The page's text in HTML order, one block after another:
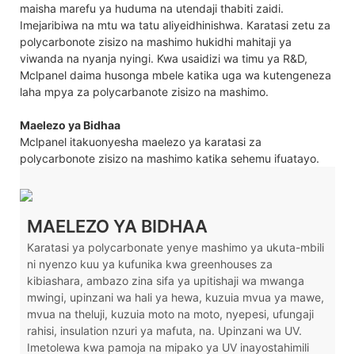
maisha marefu ya huduma na utendaji thabiti zaidi.
Imejaribiwa na mtu wa tatu aliyeidhinishwa. Karatasi zetu za
polycarbonote zisizo na mashimo hukidhi mahitaji ya
viwanda na nyanja nyingi. Kwa usaidizi wa timu ya R&D,
Mclpanel daima husonga mbele katika uga wa kutengeneza
laha mpya za polycarbanote zisizo na mashimo.
Maelezo ya Bidhaa
Mclpanel itakuonyesha maelezo ya karatasi za
polycarbonote zisizo na mashimo katika sehemu ifuatayo.
MAELEZO YA BIDHAA
Karatasi ya polycarbonate yenye mashimo ya ukuta-mbili
ni nyenzo kuu ya kufunika kwa greenhouses za
kibiashara, ambazo zina sifa ya upitishaji wa mwanga
mwingi, upinzani wa hali ya hewa, kuzuia mvua ya mawe,
mvua na theluji, kuzuia moto na moto, nyepesi, ufungaji
rahisi, insulation nzuri ya mafuta, na. Upinzani wa UV.
Imetolewa kwa pamoja na mipako ya UV inayostahimili